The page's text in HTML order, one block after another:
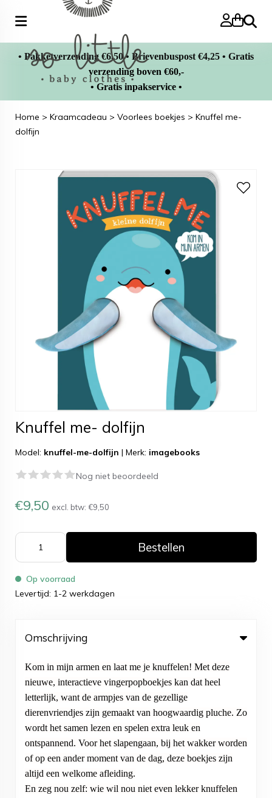
Zoeken
• Pakketverzending €6,50 • Brievenbuspost €4,25 • Gratis
verzending boven €60,-
• Gratis inpakservice •
Home > Kraamcadeau > Voorlees boekjes > Knuffel me-
dolfijn
Knuffel me- dolfijn
Model: knuffel-me-dolfijn | Merk: imagebooks
Nog niet beoordeeld
€9,50 excl. btw: €9,50
Bestellen
Op voorraad
Levertijd: 1-2 werkdagen
Omschrijving
Kom in mijn armen en laat me je knuffelen! Met deze
nieuwe, interactieve vingerpopboekjes kan dat heel
letterlijk, want de armpjes van de gezellige
dierenvriendjes zijn gemaakt van hoogwaardig pluche. Zo
wordt het samen lezen en spelen extra leuk en
ontspannend. Voor het slapengaan, bij het wakker worden
of op een ander moment van de dag, deze boekjes zijn
altijd een welkome afleiding.
En zeg nou zelf: wie wil nou niet even lekker knuffelen